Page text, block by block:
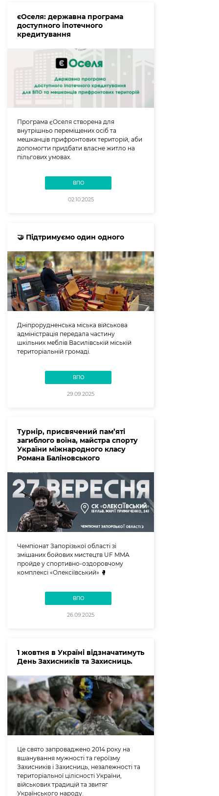
єОселя: державна програма
доступного іпотечного
кредитування
Програма єОселя створена для
внутрішньо переміщених осіб та
мешканців прифронтових територій, аби
допомогти придбати власне житло на
пільгових умовах.
ВПО
02.10.2025
🤝 Підтримуємо один одного
Дніпрорудненська міська військова
адміністрація передала частину
шкільних меблів Василівській міській
територіальній громаді.
ВПО
29.09.2025
Турнір, присвячений пам’яті
загиблого воїна, майстра спорту
України міжнародного класу
Романа Баліновського
Чемпіонат Запорізької області зі
змішаних бойових мистецтв UF MMA
пройде у спортивно-оздоровчому
комплексі «Олексіївський» 🥊
ВПО
26.09.2025
1 жовтня в Україні відзначатимуть
День Захисників та Захисниць.
Це свято запроваджено 2014 року на
вшанування мужності та героїзму
Захисників і Захисниць, незалежності та
територіальної цілісності України,
військових традицій та звитяг
Українського народу.